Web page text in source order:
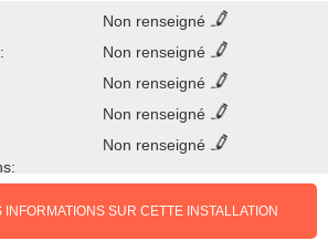
Non renseigné
Non renseigné
Non renseigné
Non renseigné
Non renseigné
SUR CETTE INSTALLATION